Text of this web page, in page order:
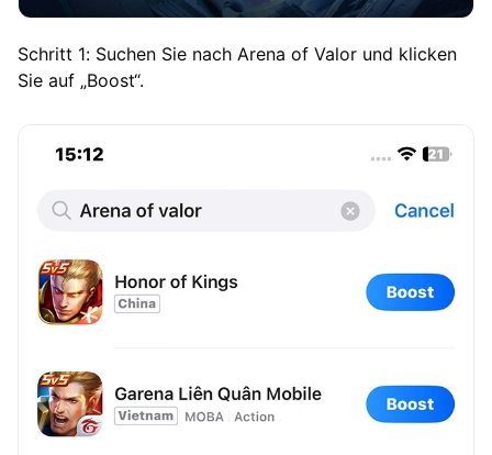
Schritt 1: Suchen Sie nach Arena of Valor und klicken
Sie auf „Boost“.